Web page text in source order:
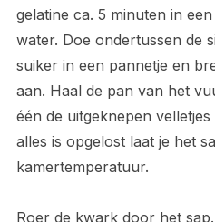
gelatine ca. 5 minuten in
water. Doe ondertussen de
suiker in een pannetje en
aan. Haal de pan van het
één de uitgeknepen
alles is opgelost laat je het
kamertemperatuur.
Roer de kwark door het